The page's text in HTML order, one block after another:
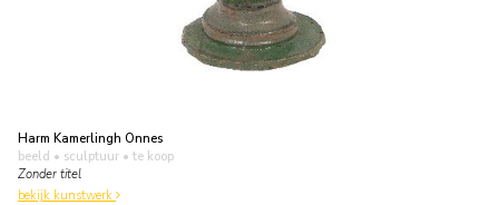
Harm Kamerlingh Onnes
beeld • sculptuur • te koop
Zonder titel
bekijk kunstwerk